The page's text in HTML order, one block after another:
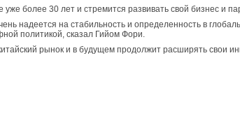
уже более 30 лет и стремится развивать свой бизнес и
надеется на стабильность и определенность в
политикой, сказал Гийом Фори.
рынок и в будущем продолжит расширять свои